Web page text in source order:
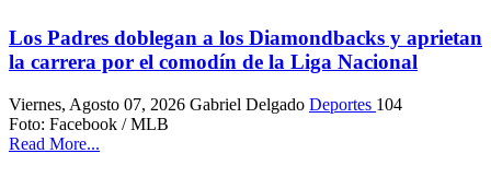
Los Padres doblegan a los Diamondbacks y aprietan
la carrera por el comodín de la Liga Nacional
Viernes, Agosto 07, 2026 Gabriel Delgado Deportes 104
Foto: Facebook / MLB
Read More...